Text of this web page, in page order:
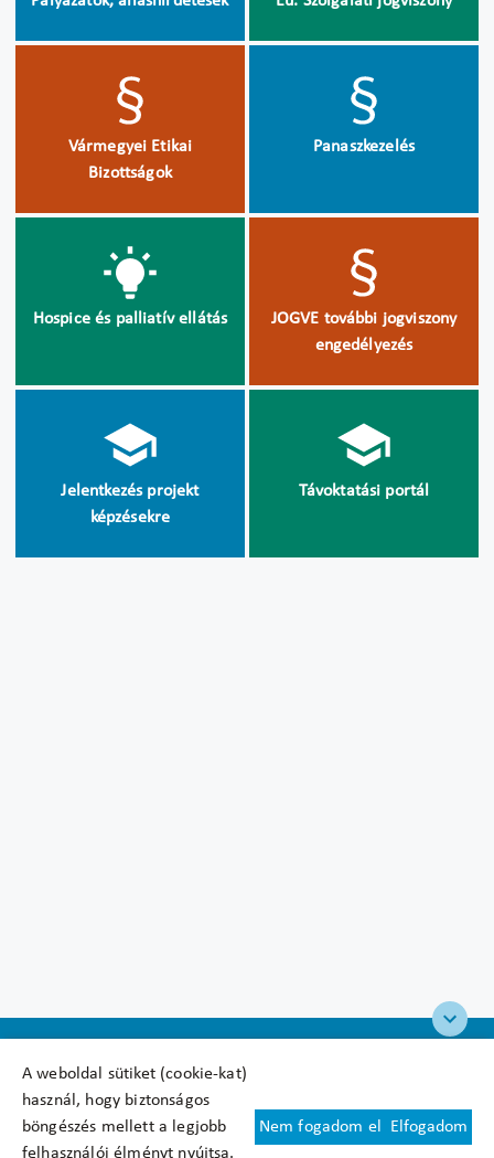
A weboldal sütiket (cookie-kat)
használ, hogy biztonságos
böngészés mellett a legjobb
felhasználói élményt nyújtsa.
Nem fogadom el Elfogadom
Vármegyei Etikai
Bizottságok
Panaszkezelés
Hospice és palliatív ellátás
JOGVE további jogviszony
engedélyezés
Jelentkezés projekt
képzésekre
Távoktatási portál
Felhasználási feltételek